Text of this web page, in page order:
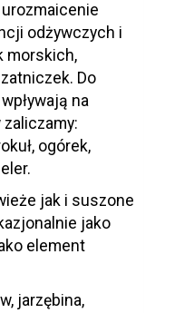
urozmaicenie
odżywczych i
morskich,
Do
na
ogórek,
jak i suszone
jako
element
jarzębina,